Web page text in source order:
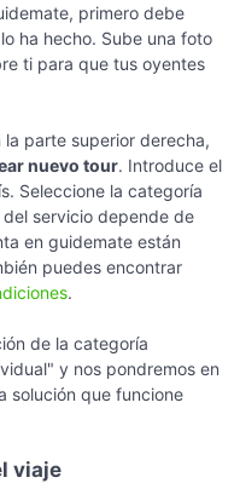
primero debe
ha hecho. Sube una foto
ti para que tus oyentes
parte superior derecha,
nuevo tour. Introduce el
Seleccione la categoría
servicio depende de
en guidemate están
puedes encontrar
.
de la categoría
y nos pondremos en
solución que funcione
viaje